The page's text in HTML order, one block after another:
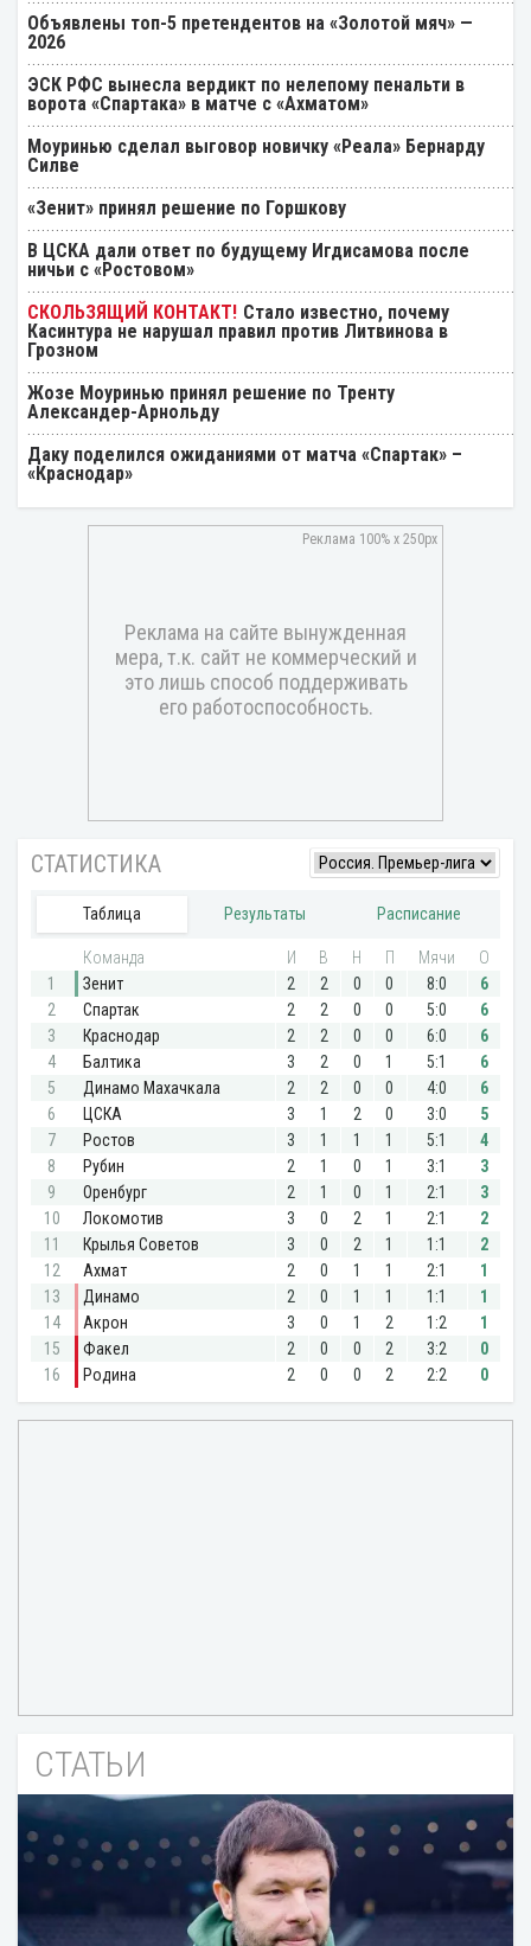
Объявлены топ-5 претендентов на «Золотой мяч» —
2026
ЭСК РФС вынесла вердикт по нелепому пенальти в
ворота «Спартака» в матче с «Ахматом»
Моуринью сделал выговор новичку «Реала» Бернарду
Силве
«Зенит» принял решение по Горшкову
В ЦСКА дали ответ по будущему Игдисамова после
ничьи с «Ростовом»
Стало известно, почему
Касинтура не нарушал правил против Литвинова в
Грозном
Жозе Моуринью принял решение по Тренту
Александер-Арнольду
Даку поделился ожиданиями от матча «Спартак» –
«Краснодар»
СТАТЬИ